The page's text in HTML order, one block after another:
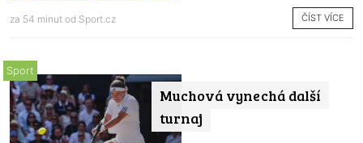
za 54 minut od Sport.cz ČÍST VÍCE
Muchová vynechá další
turnaj
Sport